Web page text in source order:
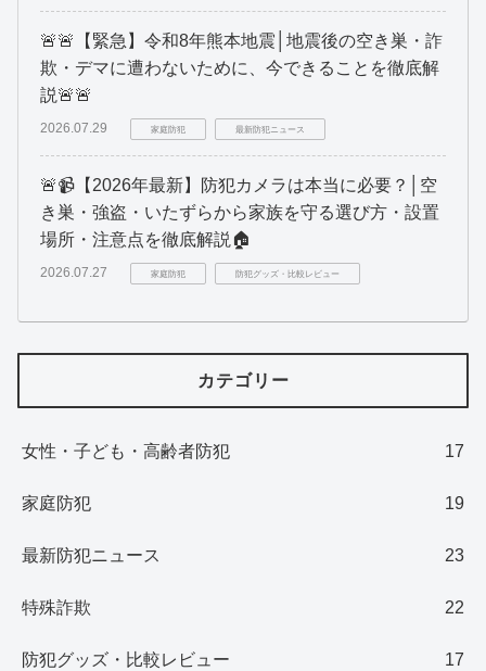
🚨🚨【緊急】令和8年熊本地震│地震後の空き巣・詐
欺・デマに遭わないために、今できることを徹底解
説🚨🚨
2026.07.29 家庭防犯 最新防犯ニュース
🚨📹【2026年最新】防犯カメラは本当に必要？│空
き巣・強盗・いたずらから家族を守る選び方・設置
場所・注意点を徹底解説🏠
2026.07.27 家庭防犯 防犯グッズ・比較レビュー
カテゴリー
女性・子ども・高齢者防犯 17
家庭防犯 19
最新防犯ニュース 23
特殊詐欺 22
防犯グッズ・比較レビュー 17